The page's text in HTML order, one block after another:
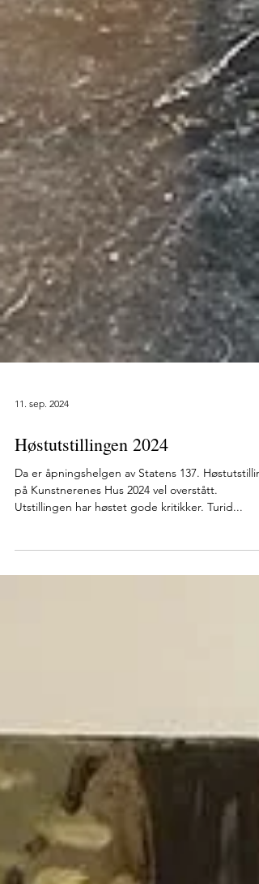
11. sep. 2024
Høstutstillingen 2024
på Kunstnerenes Hus 2024 vel overstått.
Utstillingen har høstet gode kritikker. Turid...